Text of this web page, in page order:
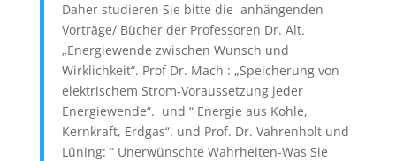
Daher studieren Sie bitte die anhängenden
Vorträge/ Bücher der Professoren Dr. Alt.
„Energiewende zwischen Wunsch und
Wirklichkeit“. Prof Dr. Mach : „Speicherung von
elektrischem Strom-Voraussetzung jeder
Energiewende“. und “ Energie aus Kohle,
Kernkraft, Erdgas“. und Prof. Dr. Vahrenholt und
Lüning: “ Unerwünschte Wahrheiten-Was Sie